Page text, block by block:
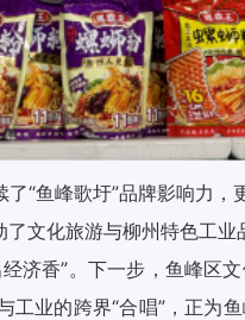
“鱼峰歌圩”品牌影响力
文化旅游与柳州特色工业
济香”。下一步，鱼峰区
业的跨界“合唱”，正为